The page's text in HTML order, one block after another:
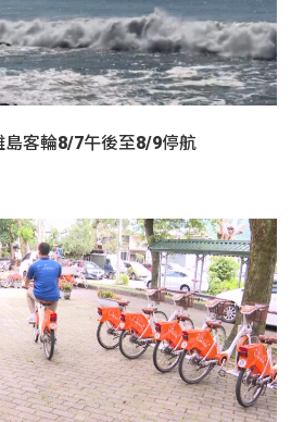
島客輪8/7午後至8/9停航